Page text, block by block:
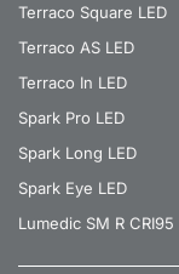
Terraco Square LED
Terraco AS LED
Terraco In LED
Spark Pro LED
Spark Long LED
Spark Eye LED
Lumedic SM R CRI95